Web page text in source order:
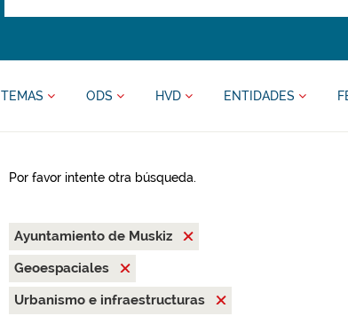
TEMAS ODS HVD ENTIDADES
Por favor intente otra búsqueda.
Ayuntamiento de Muskiz
Geoespaciales
Urbanismo e infraestructuras